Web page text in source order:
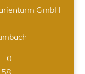
GmbH
0